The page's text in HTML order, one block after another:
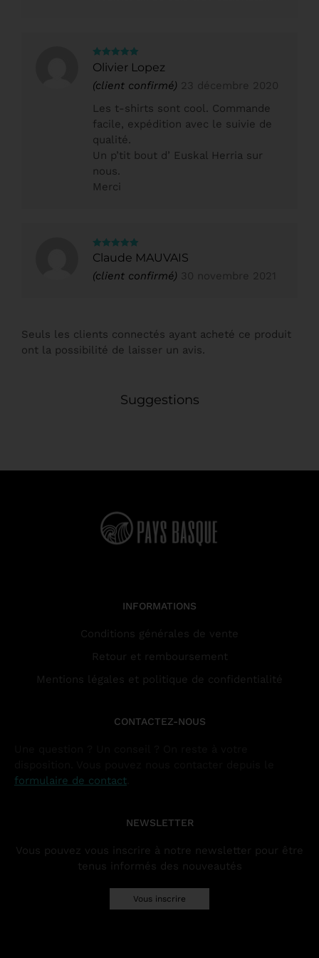
Note 5 sur
5
Olivier Lopez
(client confirmé) 23 décembre 2020
Les t-shirts sont cool. Commande
facile, expédition avec le suivie de
qualité.
Un p’tit bout d’ Euskal Herria sur
nous.
Merci
Note5 sur
Claude MAUVAIS
(client confirmé) 30 novembre 2021
Seuls les clients connectés ayant acheté ce produit
ont la possibilité de laisser un avis.
Suggestions
INFORMATIONS
Conditions générales de vente
Retour et remboursement
Mentions légales et politique de confidentialité
CONTACTEZ-NOUS
formulaire de contact
NEWSLETTER
Vous pouvez vous inscrire à notre newsletter pour être
tenus informés des nouveautés
Vous inscrire